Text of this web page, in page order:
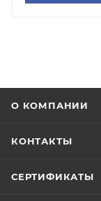
О КОМПАНИИ
КОНТАКТЫ
СЕРТИФИКАТЫ